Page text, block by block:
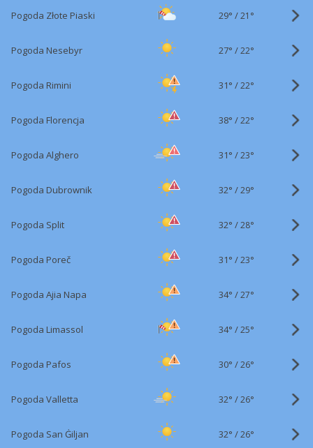
Pogoda Złote Piaski 29° /21°
Pogoda Nesebyr 27° /22°
Pogoda Rimini 31° /22°
Pogoda Florencja 38° /22°
Pogoda Alghero 31° /23°
Pogoda Dubrownik 32° /29°
Pogoda Split 32° /28°
Pogoda Poreč 31° /23°
Pogoda Ajia Napa 34° /27°
Pogoda Limassol 34° /25°
Pogoda Pafos 30° /26°
Pogoda Valletta 32° /26°
Pogoda San Ġiljan 32° /26°